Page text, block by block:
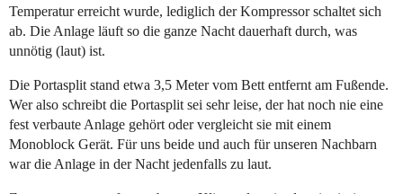
Temperatur erreicht wurde, lediglich der Kompressor schaltet sich
ab. Die Anlage läuft so die ganze Nacht dauerhaft durch, was
unnötig (laut) ist.
Die Portasplit stand etwa 3,5 Meter vom Bett entfernt am Fußende.
Wer also schreibt die Portasplit sei sehr leise, der hat noch nie eine
fest verbaute Anlage gehört oder vergleicht sie mit einem
Monoblock Gerät. Für uns beide und auch für unseren Nachbarn
war die Anlage in der Nacht jedenfalls zu laut.